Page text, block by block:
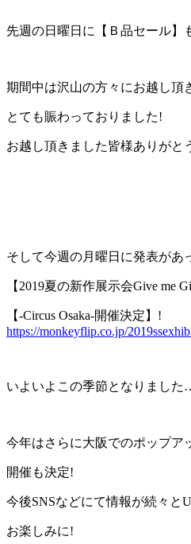
先週の日曜日に 【Ｂ品セール】
期間中は沢山の方々にお越し頂
とても賑わっておりました!
お越し頂きました皆様ありがと
そして今週の月曜日に発表があ
【2019夏の新作展示会Give me
【-Circus Osaka-開催決定】!
https://monkeyflip.co.jp/
いよいよこの季節となりました
今年はさらに大阪でのポップア
開催も決定!
今後SNSなどにて情報が続々と
お楽しみに!